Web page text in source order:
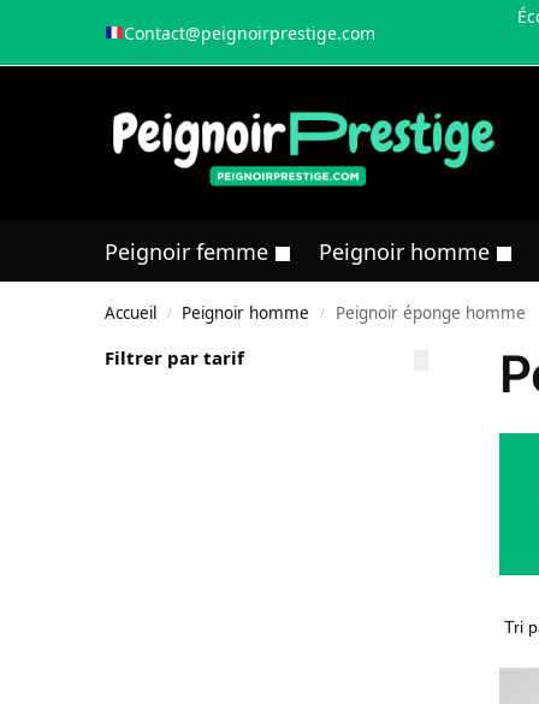
Contact@peignoirprestige.com
Peignoir femme Peignoir homme
Accueil / Peignoir homme / Peignoir éponge homme
Filtrer par tarif